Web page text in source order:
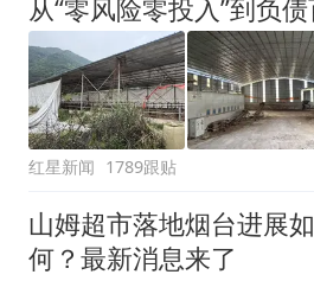
红星新闻 1789跟贴
山姆超市落地烟台进展如
何？最新消息来了